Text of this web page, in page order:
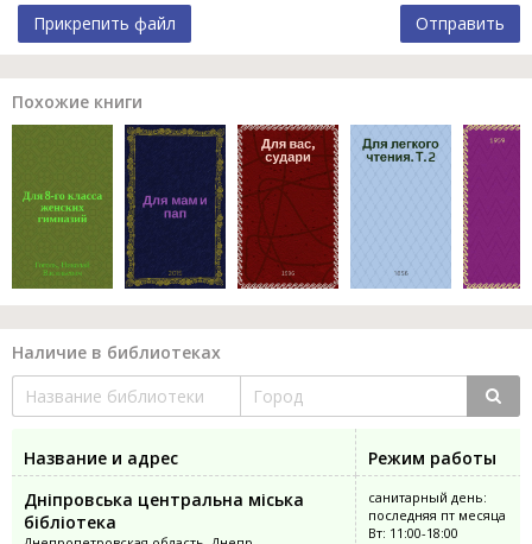
Прикрепить файл Отправить
Похожие книги
Наличие в библиотеках
Название и адрес
Режим работы
Дніпровська центральна міська
бібліотека
санитарный день:
последняя пт месяца
Вт: 11:00-18:00